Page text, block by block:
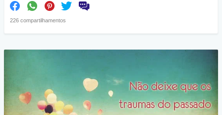
226 compartilhamentos